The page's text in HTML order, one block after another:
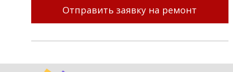
Отправить заявку на ремонт